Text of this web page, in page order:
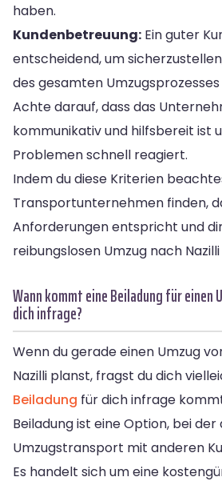
haben.
Kundenbetreuung: Ein guter
entscheidend, um
des gesamten
Achte darauf, dass das
kommunikativ und hilfsbereit ist
Problemen schnell reagiert.
Indem du diese Kriterien
Transportunternehmen finden,
Anforderungen entspricht und
reibungslosen Umzug nach
Wann kommt eine Beiladung für einen
dich infrage?
Wenn du gerade einen Umzug
Nazilli planst, fragst du dich
Beiladung für dich infrage
Beiladung ist eine Option, bei der
Umzugstransport mit anderen
Es handelt sich um eine